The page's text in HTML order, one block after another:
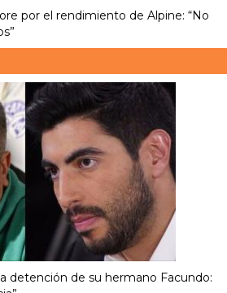
por el rendimiento de Alpine: “No
detención de su hermano Facundo: